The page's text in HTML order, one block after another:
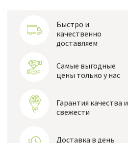
Быстро и
качественно
доставляем
Самые выгодные
цены только у нас
Гарантия качества и
свежести
Доставка в день